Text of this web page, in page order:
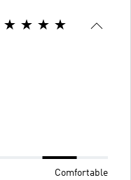
Comfortable